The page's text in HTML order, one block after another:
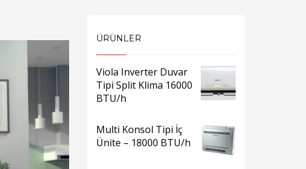
ÜRÜNLER
Viola Inverter Duvar
Tipi Split Klima 16000
BTU/h
Multi Konsol Tipi İç
Ünite – 18000 BTU/h